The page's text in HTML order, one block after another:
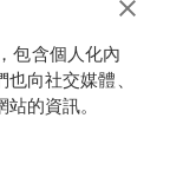
包含個人化內
向社交媒體、
的資訊。